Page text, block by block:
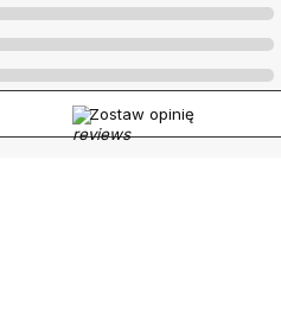
Zostaw opinię